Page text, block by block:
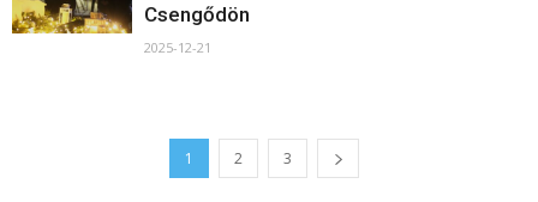
Csengődön
2025-12-21
1 2 3